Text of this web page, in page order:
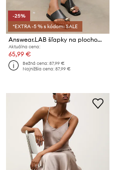
-25%
*EXTRA -5 % s kódom: SALE
Answear.LAB šľapky na plochom podpätku dámske kožené
Aktuálna cena:
65,99 €
Bežná cena:87,99 €
Najnižšia cena:87,99 €